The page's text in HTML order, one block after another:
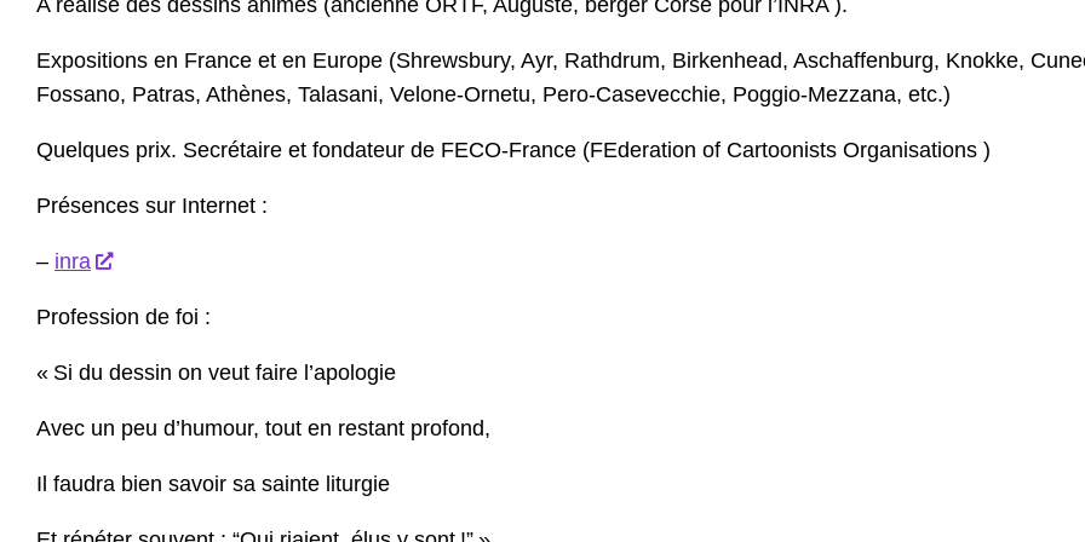
A réalisé des dessins animés (ancienne ORTF, Auguste, berger Corse pour l’INRA ).
Expositions en France et en Europe (Shrewsbury, Ayr, Rathdrum, Birkenhead, Aschaffenburg, Knokke,
Fossano, Patras, Athènes, Talasani, Velone-Ornetu, Pero-Casevecchie, Poggio-Mezzana, etc.)
Quelques prix. Secrétaire et fondateur de FECO-France (FEderation of Cartoonists Organisations )
Présences sur Internet :
– inra
Profession de foi :
« Si du dessin on veut faire l’apologie
Avec un peu d’humour, tout en restant profond,
Il faudra bien savoir sa sainte liturgie